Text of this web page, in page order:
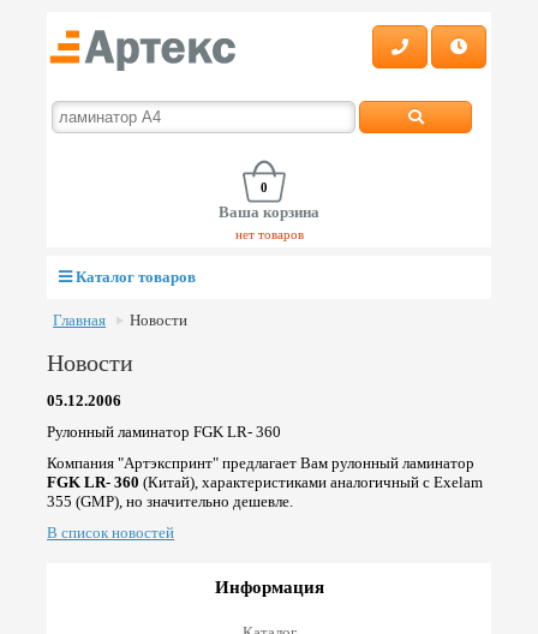
0
Ваша корзина
нет товаров
Каталог товаров
Главная Новости
Новости
05.12.2006
Рулонный ламинатор FGK LR- 360
Компания "Артэкспринт" предлагает Вам рулонный ламинатор
FGK LR- 360 (Китай), характеристиками аналогичный с Exelam
355 (GMP), но значительно дешевле.
В список новостей
Информация